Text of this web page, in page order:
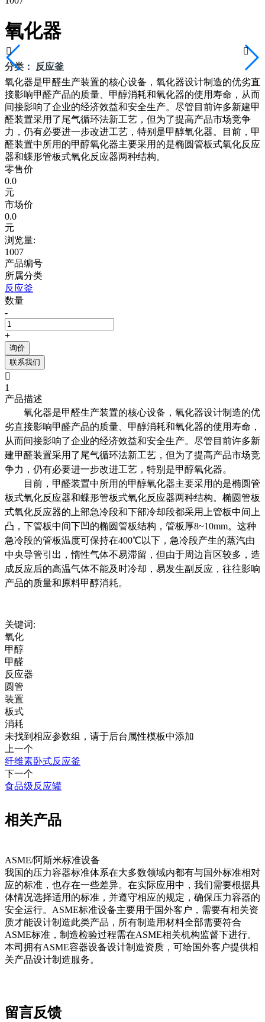
氧化器
分类： 反应釜
氧化器是甲醛生产装置的核心设备，氧化器设计制造的优劣直
接影响甲醛产品的质量、甲醇消耗和氧化器的使用寿命，从而
间接影响了企业的经济效益和安全生产。尽管目前许多新建甲
醛装置采用了尾气循环法新工艺，但为了提高产品市场竞争
力，仍有必要进一步改进工艺，特别是甲醇氧化器。目前，甲
醛装置中所用的甲醇氧化器主要采用的是椭圆管板式氧化反应
器和蝶形管板式氧化反应器两种结构。
零售价
0.0
元
市场价
0.0
元
浏览量:
1007
产品编号
所属分类
反应釜
数量
-
+
询价
联系我们

1
产品描述
氧化器是甲醛生产装置的核心设备，氧化器设计制造的优
劣直接影响甲醛产品的质量、甲醇消耗和氧化器的使用寿命，
从而间接影响了企业的经济效益和安全生产。尽管目前许多新
建甲醛装置采用了尾气循环法新工艺，但为了提高产品市场竞
争力，仍有必要进一步改进工艺，特别是甲醇氧化器。
目前，甲醛装置中所用的甲醇氧化器主要采用的是椭圆管
板式氧化反应器和蝶形管板式氧化反应器两种结构。椭圆管板
式氧化反应器的上部急冷段和下部冷却段都采用上管板中间上
凸，下管板中间下凹的椭圆管板结构，管板厚8~10mm。这种
急冷段的管板温度可保持在400℃以下，急冷段产生的蒸汽由
中央导管引出，惰性气体不易滞留，但由于周边盲区较多，造
成反应后的高温气体不能及时冷却，易发生副反应，往往影响
产品的质量和原料甲醇消耗。
关键词:
氧化
甲醇
甲醛
反应器
圆管
装置
板式
消耗
未找到相应参数组，请于后台属性模板中添加
上一个
纤维素卧式反应釜
下一个
食品级反应罐
相关产品
ASME/阿斯米标准设备
我国的压力容器标准体系在大多数领域内都有与国外标准相对
应的标准，也存在一些差异。在实际应用中，我们需要根据具
体情况选择适用的标准，并遵守相应的规定，确保压力容器的
安全运行。ASME标准设备主要用于国外客户，需要有相关资
质才能设计制造此类产品，所有制造用材料全部需要符合
ASME标准，制造检验过程需在ASME相关机构监督下进行。
本司拥有ASME容器设备设计制造资质，可给国外客户提供相
关产品设计制造服务。
 
留言反馈